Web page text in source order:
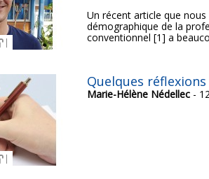
Un récent article que
démographique de la
conventionnel [1] a
Quelques
Marie-Hélène Nédellec -